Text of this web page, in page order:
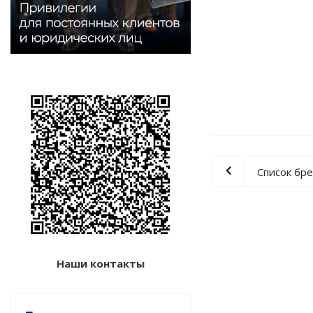
Список
Наши контакты